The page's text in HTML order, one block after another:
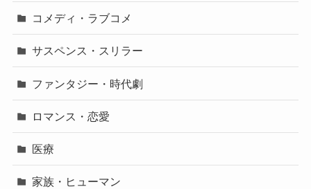
コメディ・ラブコメ
サスペンス・スリラー
ファンタジー・時代劇
ロマンス・恋愛
医療
家族・ヒューマン